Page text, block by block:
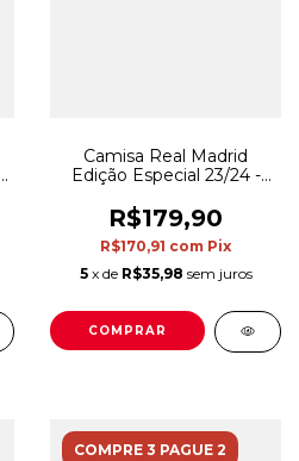
Camisa Real Madrid
Edição Especial 23/24 -
- Dourado
R$179,90
R$170,91 com Pix
5 x de R$35,98 sem juros
COMPRAR
COMPRE 3 PAGUE 2